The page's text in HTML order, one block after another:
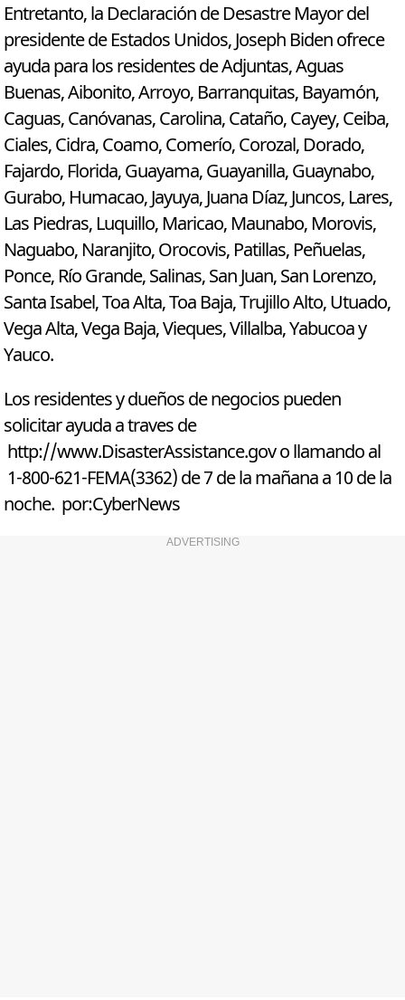
Entretanto, la Declaración de Desastre Mayor del
presidente de Estados Unidos, Joseph Biden ofrece
ayuda para los residentes de Adjuntas, Aguas
Buenas, Aibonito, Arroyo, Barranquitas, Bayamón,
Caguas, Canóvanas, Carolina, Cataño, Cayey, Ceiba,
Ciales, Cidra, Coamo, Comerío, Corozal, Dorado,
Fajardo, Florida, Guayama, Guayanilla, Guaynabo,
Gurabo, Humacao, Jayuya, Juana Díaz, Juncos, Lares,
Las Piedras, Luquillo, Maricao, Maunabo, Morovis,
Naguabo, Naranjito, Orocovis, Patillas, Peñuelas,
Ponce, Río Grande, Salinas, San Juan, San Lorenzo,
Santa Isabel, Toa Alta, Toa Baja, Trujillo Alto, Utuado,
Vega Alta, Vega Baja, Vieques, Villalba, Yabucoa y
Yauco.
Los residentes y dueños de negocios pueden
solicitar ayuda a traves de
http://www.DisasterAssistance.govo llamando al
1-800-621-FEMA(3362) de 7 de la mañana a 10 de la
noche. por:CyberNews
ADVERTISING